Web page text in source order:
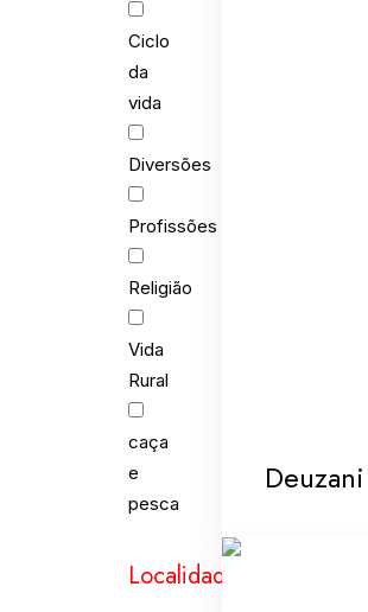
Ciclo
da
vida
Diversões
Profissões
Religião
Vida
Rural
caça
e
pesca
Localidades
Deuzani